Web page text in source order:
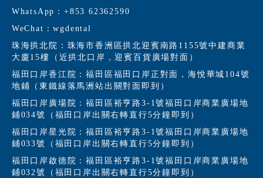
WhatsApp：+853 62362590
WeChat：wgdental
珠海拱北院：珠海市香洲區拱北迎賓南路1155號中建商業
大廈15樓（近拱北口岸，迎賓百貨廣場對面）
福田口岸香江院：福田區福田口岸正對面，海悅華城104號
地鋪（東鐵線落馬洲站出關對面即到）
福田口岸廣場院：福田區裕亨路3-1號福田口岸商業廣場地
鋪034號（福田口岸出關右轉直行5分鐘即到）
福田口岸星光院：福田區裕亨路3-1號福田口岸商業廣場地
鋪033號（福田口岸出關右轉直行5分鐘即到）
福田口岸啟德院：福田區裕亨路3-1號福田口岸商業廣場地
鋪032號（福田口岸出關右轉直行5分鐘即到）